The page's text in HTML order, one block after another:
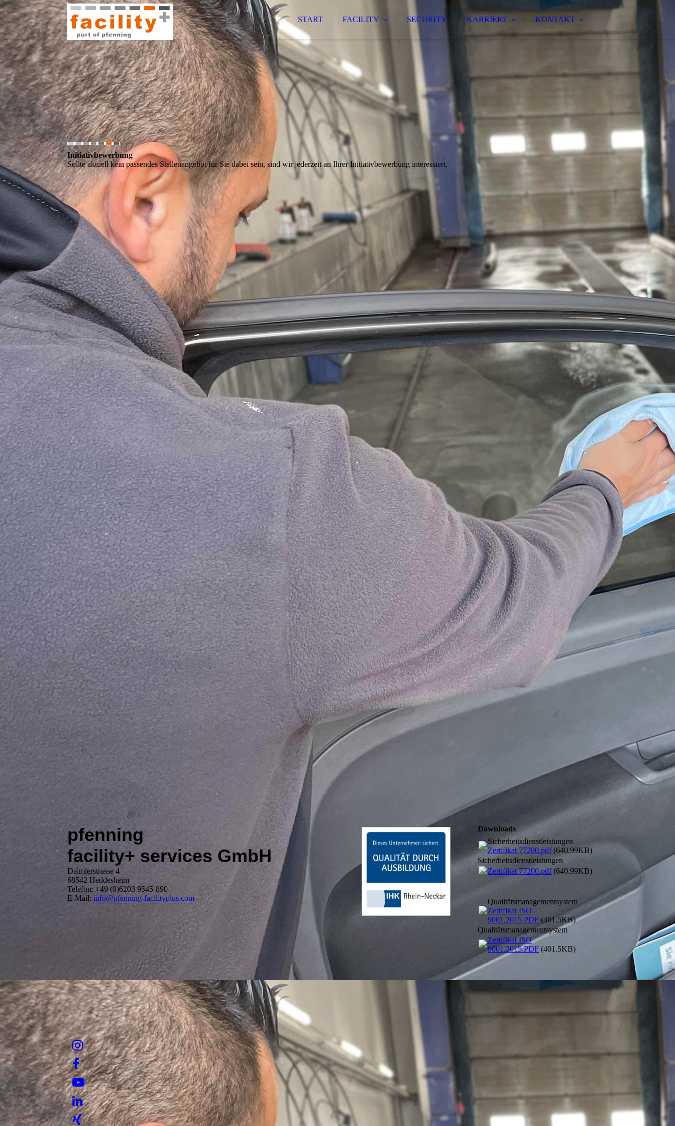
START FACILITY SECURITY KARRIERE KONTAKT
Initiativbewerbung
Sollte aktuell kein passendes Stellenangebot für Sie dabei sein, sind wir jederzeit an Ihrer Initiativbewerbung interessiert.
pfenning
facility+ services GmbH
Daimlerstrasse 4
68542 Heddesheim
Telefon: +49 (0)6203 9545-890
E-Mail:info@pfenning-facilityplus.com
Downloads
Sicherheitsdienstleistungen
Zertifikat 77200.pdf(640.99KB)
Sicherheitsdienstleistungen
Zertifikat 77200.pdf(640.99KB)
Qualitätsmanagementsystem
Zertifikat ISO
9001.2015.PDF (401.5KB)
Qualitätsmanagementsystem
Zertifikat ISO
9001.2015.PDF (401.5KB)